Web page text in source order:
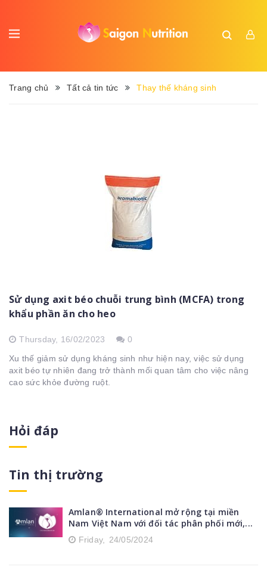
Trang chủ Tất cả tin tức Thay thế kháng sinh
Sử dụng axit béo chuỗi trung bình (MCFA) trong
khẩu phần ăn cho heo
Thursday, 16/02/2023
0
Xu thế giảm sử dụng kháng sinh như hiện nay, việc sử dụng
axit béo tự nhiên đang trở thành mối quan tâm cho việc nâng
cao sức khỏe đường ruột.
Hỏi đáp
Tin thị trường
Amlan® International mở rộng tại miền
Nam Việt Nam với đối tác phân phối mới,...
Friday, 24/05/2024